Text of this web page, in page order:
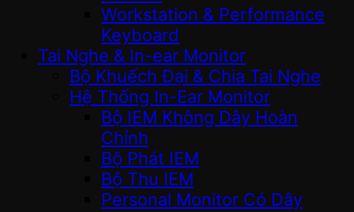
Workstation & Performance
Keyboard
Tai Nghe & In-ear Monitor
Bộ Khuếch Đại & Chia Tai Nghe
Hệ Thống In-Ear Monitor
Bộ IEM Không Dây Hoàn
Chỉnh
Bộ Phát IEM
Bộ Thu IEM
Personal Monitor Có Dây